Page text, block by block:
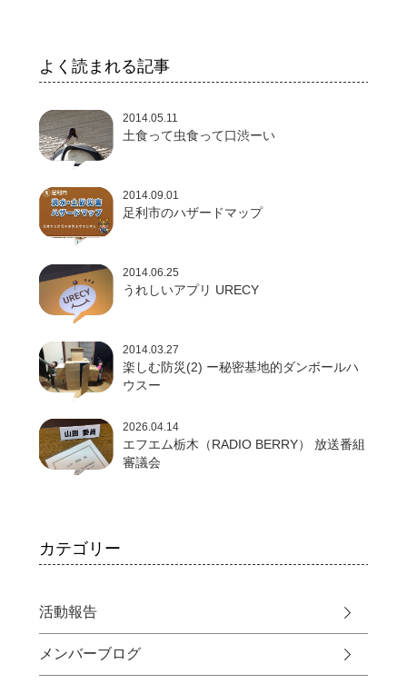
よく読まれる記事
2014.05.11
土食って虫食って口渋ーい
2014.09.01
足利市のハザードマップ
2014.06.25
うれしいアプリ URECY
2014.03.27
楽しむ防災(2) ー秘密基地的ダンボールハ
ウスー
2026.04.14
エフエム栃木（RADIO BERRY） 放送番組
審議会
カテゴリー
活動報告
メンバーブログ